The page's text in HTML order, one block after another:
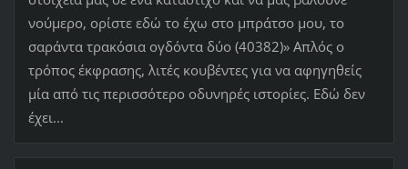
νούμερο, ορίστε εδώ το έχω στο μπράτσο μου, το
σαράντα τρακόσια ογδόντα δύο (40382)» Απλός ο
τρόπος έκφρασης, λιτές κουβέντες για να αφηγηθείς
μία από τις περισσότερο οδυνηρές ιστορίες. Εδώ δεν
έχει...